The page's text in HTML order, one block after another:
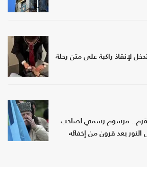
لإنقاذ راكبة على متن رحلة
مرسوم رسمي لصاحب
النور بعد قرون من إخفائه